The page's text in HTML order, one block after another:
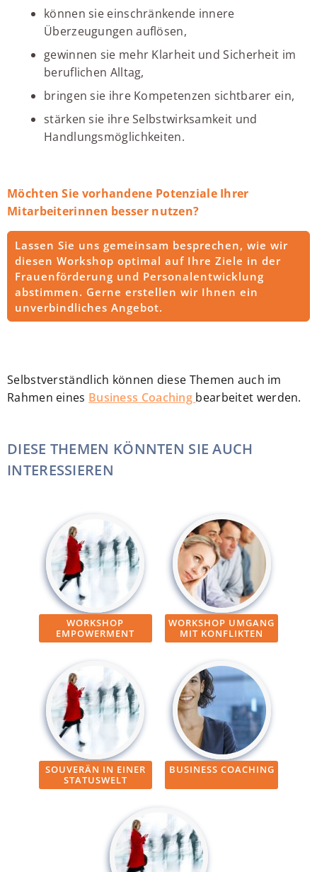
können sie einschränkende innere
Überzeugungen auflösen,
gewinnen sie mehr Klarheit und Sicherheit im
beruflichen Alltag,
bringen sie ihre Kompetenzen sichtbarer ein,
stärken sie ihre Selbstwirksamkeit und
Handlungsmöglichkeiten.
Möchten Sie vorhandene Potenziale Ihrer
Mitarbeiterinnen besser nutzen?
Lassen Sie uns gemeinsam besprechen, wie wir
diesen Workshop optimal auf Ihre Ziele in der
Frauenförderung und Personalentwicklung
abstimmen. Gerne erstellen wir Ihnen ein
unverbindliches Angebot.
Selbstverständlich können diese Themen auch im
Rahmen eines Business Coaching bearbeitet werden.
DIESE THEMEN KÖNNTEN SIE AUCH
INTERESSIEREN
WORKSHOP
EMPOWERMENT
WORKSHOP UMGANG
MIT KONFLIKTEN
SOUVERÄN IN EINER
STATUSWELT
BUSINESS COACHING